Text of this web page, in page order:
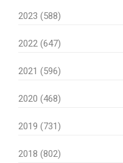
2023 (588)
2022 (647)
2021 (596)
2020 (468)
2019 (731)
2018 (802)